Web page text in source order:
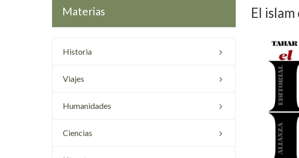
Materias
Historia
Viajes
Humanidades
Ciencias
El